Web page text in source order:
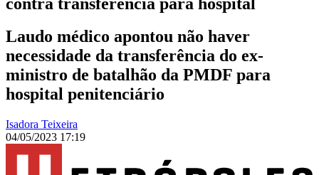
Laudo médico apontou não haver
necessidade da transferência do ex-
ministro de batalhão da PMDF para
hospital penitenciário
Isadora Teixeira
04/05/2023 17:19